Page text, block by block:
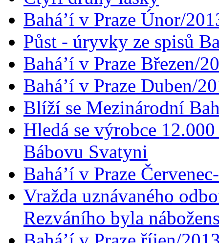
Bahá’í v Praze Únor/
Půst - úryvky ze spisů
Bahá’í v Praze Březen/
Bahá’í v Praze Duben/
Blíží se Mezinárodní
Hledá se výrobce
Bábovu Svatyni
Bahá’í v Praze
Vražda uznávaného
Rezváního byla